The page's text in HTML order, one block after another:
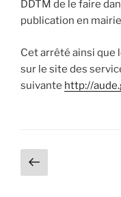
DDTM de le faire
publication en
Cet arrêté ainsi que
sur le site des
suivante http://
Pagination
des
Page
précédente